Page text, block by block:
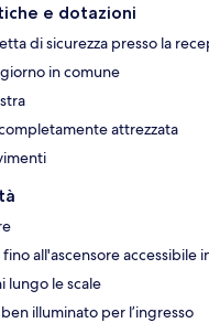
e dotazioni
di sicurezza presso la
in comune
attrezzata
fino all'ascensore accessibile
lungo le scale
illuminato per l’ingresso